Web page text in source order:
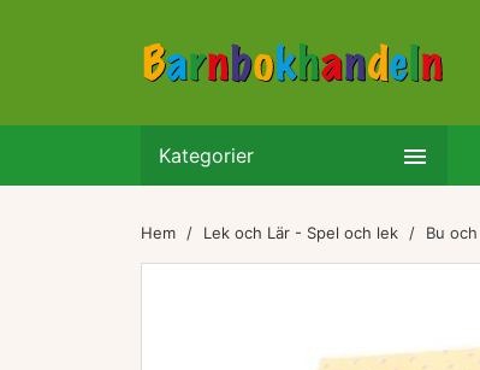
Kategorier 
Hem Lek och Lär - Spel och lek Bu